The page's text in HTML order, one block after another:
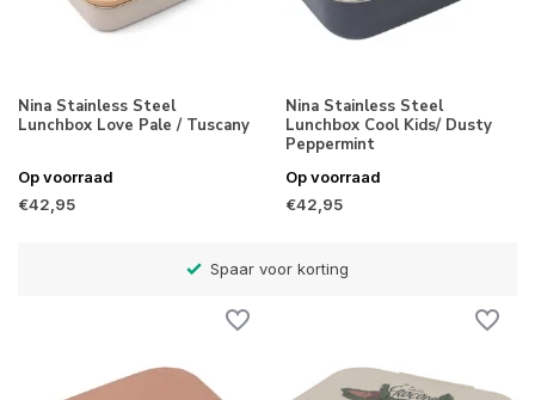
Nina Stainless Steel
Lunchbox Love Pale / Tuscany
Op voorraad
€42,95
Nina Stainless Steel
Lunchbox Cool Kids/ Dusty
Peppermint
Op voorraad
€42,95
Betaal later met Klarna